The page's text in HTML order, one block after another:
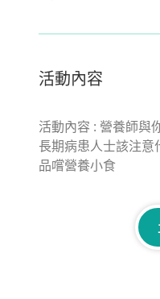
活動內容
活動內容 : 營養師與
長期病患人士該注
品嚐營養小食